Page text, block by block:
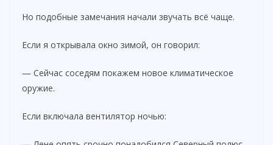
Но подобные замечания начали звучать всё чаще.
Если я открывала окно зимой, он говорил:
— Сейчас соседям покажем новое климатическое
оружие.
Если включала вентилятор ночью: